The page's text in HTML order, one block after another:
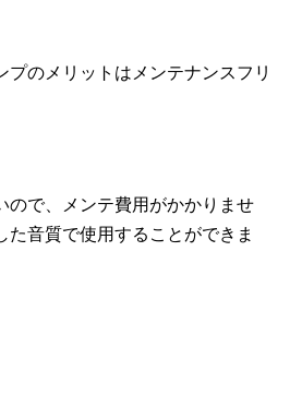
プのメリットはメンテナンスフリ
ので、メンテ費用がかかりませ
た音質で使用することができま